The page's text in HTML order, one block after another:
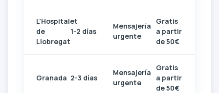
L'Hospitalet
de
Llobregat
1-2 días
Mensajería
urgente
Gratis
a partir
de 50€
Granada 2-3 días
Mensajería
urgente
Gratis
a partir
de 50€